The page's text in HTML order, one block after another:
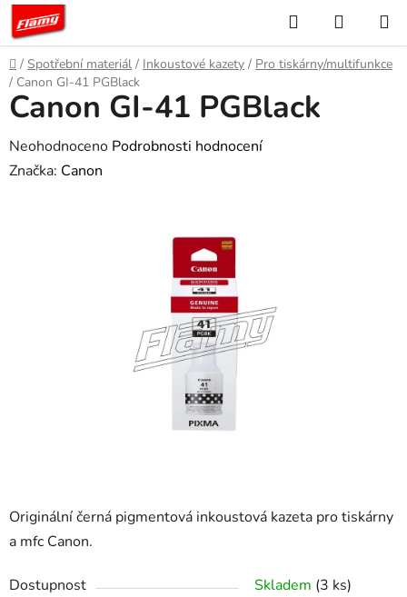
Přejít
obsah
Hledat
KOŠÍK
Domů
/ Spotřební materiál / Inkoustové kazety / Pro tiskárny/multifunkce
/ Canon GI-41 PGBlack
Originální černá pigmentová inkoustová kazeta pro tiskárny
a mfc Canon.
Dostupnost Skladem (3 ks)
Canon GI-41 PGBlack
Průměrné
hodnocení
Neohodnoceno Podrobnosti hodnocení
Značka: Canon